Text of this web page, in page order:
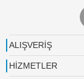
ALIŞVERİŞ
HİZMETLER